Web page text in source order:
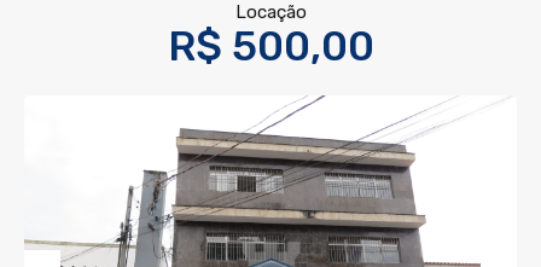
Locação
R$ 500,00